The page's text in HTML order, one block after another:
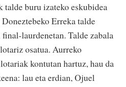
buru izateko eskubidea
Erreka talde
laurdenetan. Talde zabala
osatua. Aurreko
kontutan hartuz, hau da
lau eta erdian, Ojuel